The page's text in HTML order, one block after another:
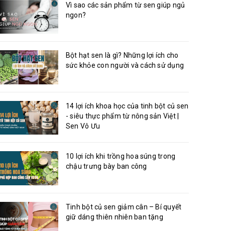
Vì sao các sản phẩm từ sen giúp ngủ
ngon?
Bột hạt sen là gì? Những lợi ích cho
sức khỏe con người và cách sử dụng
14 lợi ích khoa học của tinh bột củ sen
- siêu thực phẩm từ nông sản Việt |
Sen Vô Ưu
10 lợi ích khi trồng hoa súng trong
chậu trưng bày ban công
Tinh bột củ sen giảm cân – Bí quyết
giữ dáng thiên nhiên ban tặng